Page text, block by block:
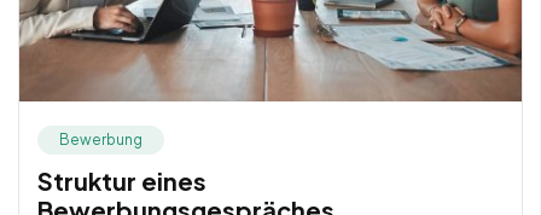
Bewerbung
Struktur eines